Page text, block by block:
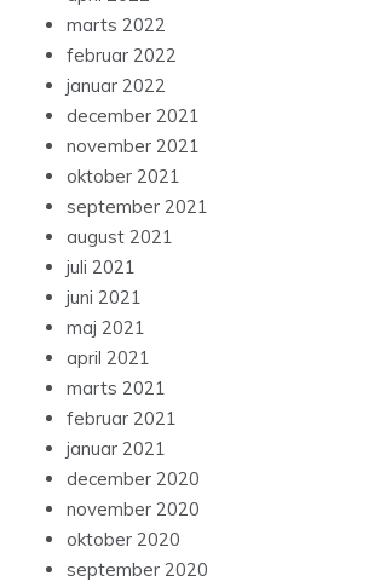
marts 2022
februar 2022
januar 2022
december 2021
november 2021
oktober 2021
september 2021
august 2021
juli 2021
juni 2021
maj 2021
april 2021
marts 2021
februar 2021
januar 2021
december 2020
november 2020
oktober 2020
september 2020